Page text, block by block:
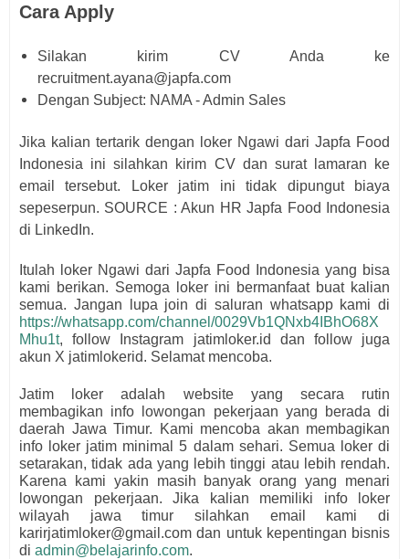
Cara Apply
Silakan kirim CV Anda ke
recruitment.ayana@japfa.com
Dengan Subject: NAMA - Admin Sales
Jika kalian tertarik dengan loker Ngawi dari Japfa Food
Indonesia ini silahkan kirim CV dan surat lamaran ke
email tersebut. Loker jatim ini tidak dipungut biaya
sepeserpun. SOURCE : Akun HR Japfa Food Indonesia
di LinkedIn.
Itulah loker Ngawi dari Japfa Food Indonesia yang bisa
kami berikan. Semoga loker ini bermanfaat buat kalian
semua. Jangan lupa join di saluran whatsapp kami di
https://whatsapp.com/channel/0029Vb1QNxb4IBhO68X
Mhu1t, follow Instagram jatimloker.id dan follow juga
akun X jatimlokerid. Selamat mencoba.
Jatim loker adalah website yang secara rutin
membagikan info lowongan pekerjaan yang berada di
daerah Jawa Timur. Kami mencoba akan membagikan
info loker jatim minimal 5 dalam sehari. Semua loker di
setarakan, tidak ada yang lebih tinggi atau lebih rendah.
Karena kami yakin masih banyak orang yang menari
lowongan pekerjaan. Jika kalian memiliki info loker
wilayah jawa timur silahkan email kami di
karirjatimloker@gmail.com dan untuk kepentingan bisnis
di admin@belajarinfo.com.